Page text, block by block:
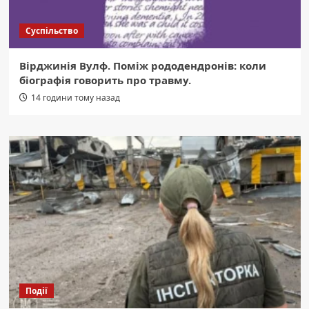
Суспільство
Вірджинія Вулф. Поміж рододендронів: коли
біографія говорить про травму.
14 години тому назад
Події